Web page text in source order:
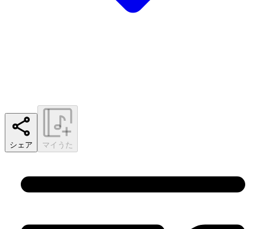
シェア マイうた